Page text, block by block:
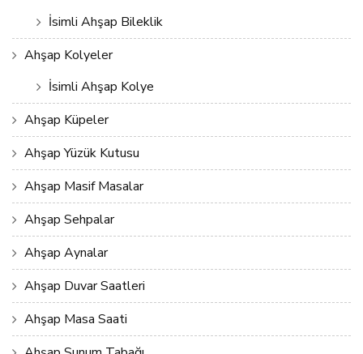
İsimli Ahşap Bileklik
Ahşap Kolyeler
İsimli Ahşap Kolye
Ahşap Küpeler
Ahşap Yüzük Kutusu
Ahşap Masif Masalar
Ahşap Sehpalar
Ahşap Aynalar
Ahşap Duvar Saatleri
Ahşap Masa Saati